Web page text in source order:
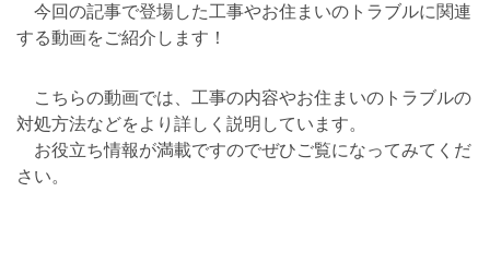
今回の記事で登場した工事やお住まいのトラブルに関連
する動画をご紹介します！
こちらの動画では、工事の内容やお住まいのトラブルの
対処方法などをより詳しく説明しています。
お役立ち情報が満載ですのでぜひご覧になってみてくだ
さい。